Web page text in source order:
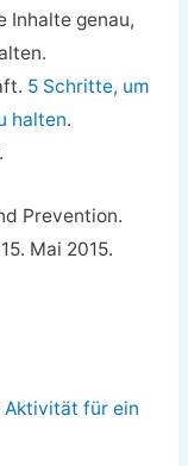
Inhalte genau,
5 Schritte, um
halten.
Prevention.
Mai 2015.
Aktivität für ein